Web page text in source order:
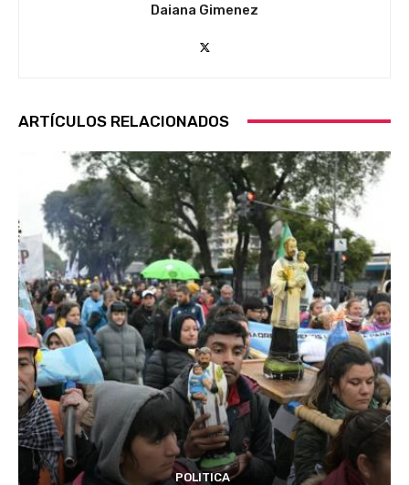
Daiana Gimenez
ARTÍCULOS RELACIONADOS
POLITICA